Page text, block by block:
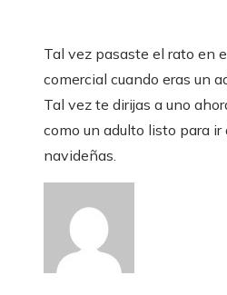
Tal vez pasaste el rato en
comercial cuando eras un
Tal vez te dirijas a uno
como un adulto listo para ir
navideñas.